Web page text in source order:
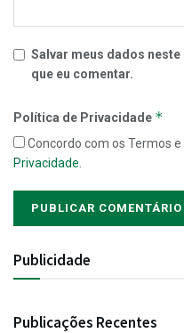
Salvar meus dados
que eu comentar.
Política de Privacidade *
Concordo com os Termos e
Privacidade
Publicidade
Publicações Recentes